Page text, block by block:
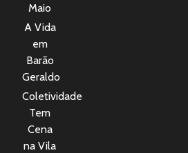
Maio
A Vida
em
Barão
Geraldo
Coletividade
Tem
Cena
na Vila